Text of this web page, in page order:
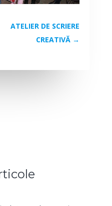
ATELIER DE SCRIERE
CREATIVĂ →